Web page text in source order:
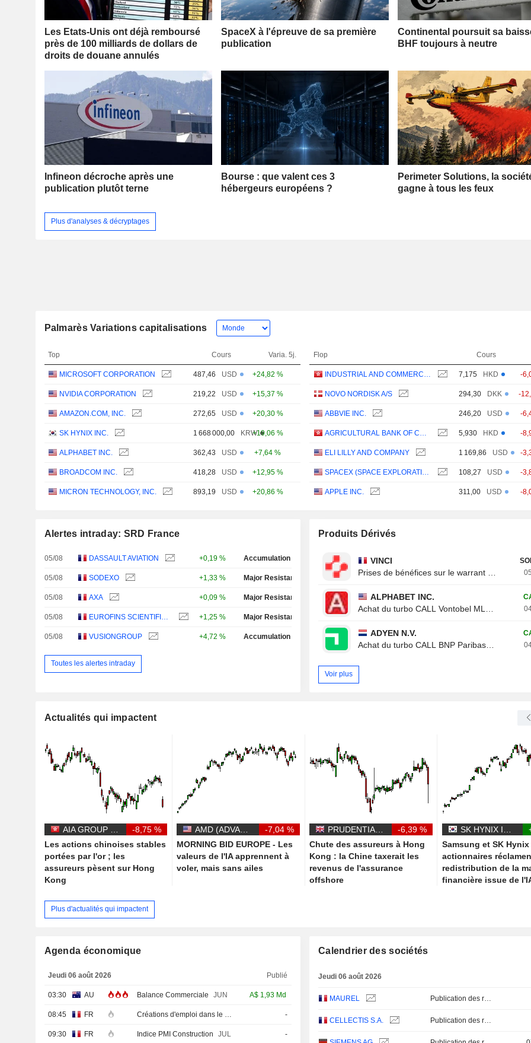
Les Etats-Unis ont déjà remboursé
près de 100 milliards de dollars de
droits de douane annulés
SpaceX à l'épreuve de sa première
publication
Continental poursuit sa
BHF toujours à neutre
Infineon décroche après une
publication plutôt terne
Bourse : que valent ces 3
hébergeurs européens ?
Perimeter Solutions, la
gagne à tous les feux
Plus d'analyses & décryptages
Palmarès Variations capitalisations
Top Cours Varia. 5j.
MICROSOFT CORPORATION 487,46 USD +24,82 %
NVIDIA CORPORATION 219,22 USD +15,37 %
AMAZON.COM, INC. 272,65 USD +20,30 %
SK HYNIX INC. 1 668 000,00 KRW+19,06 %
ALPHABET INC. 362,43 USD +7,64 %
BROADCOM INC. 418,28 USD +12,95 %
MICRON TECHNOLOGY, INC. 893,19 USD +20,86 %
Flop Cours
7,175 HKD -
NOVO NORDISK A/S 294,30 DKK -
ABBVIE INC. 246,20 USD -
5,930 HKD -
ELI LILLY AND COMPANY 1 169,86 USD -
SPACEX (SPACE EXPLORATION TECHNOLOGIES) 108,27 USD -
APPLE INC. 311,00 USD -
Alertes intraday: SRD France
05/08 DASSAULT AVIATION +0,19 % Accumulation Phase
05/08 SODEXO +1,33 % Major Resistance Test
05/08 AXA +0,09 % Major Resistance Test
05/08 +1,25 % Major Resistance Test
05/08 VUSIONGROUP +4,72 % Accumulation Phase
Toutes les alertes intraday
Produits Dérivés
VINCI
Prises de bénéfices sur le warrant CALL
ALPHABET INC.
Achat du turbo CALL Vontobel ML19V
ADYEN N.V.
Achat du turbo CALL BNP Paribas 788XB
Voir plus
Actualités qui impactent
-8,75 %
Les actions chinoises stables
portées par l'or ; les
assureurs pèsent sur Hong
Kong
-7,04 %
MORNING BID EUROPE - Les
valeurs de l'IA apprennent à
voler, mais sans ailes
-6,39 %
Chute des assureurs à Hong
Kong : la Chine taxerait les
revenus de l'assurance
offshore
Samsung et SK
actionnaires
redistribution de la
financière issue de
Plus d'actualités qui impactent
Agenda économique
Jeudi 06 août 2026 Publié
03:30 AU Balance Commerciale JUN A$ 1,93 Md
08:45 FR Créations d'emploi dans le secteur privé non agricole (Trimestriel) -
09:30 FR Indice PMI Construction JUL -
Calendrier des sociétés
Jeudi 06 août 2026
MAUREL Publication des résultats - Q2 2026
CELLECTIS S.A. Publication des résultats - Q2 2026